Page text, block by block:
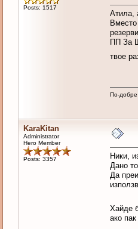
Posts: 1517
Атила,
ПП За
твое
По-добре
KaraKitan
Administrator
Hero Member
Posts: 3357
Ники,
Дано
Да
Хайде
ако